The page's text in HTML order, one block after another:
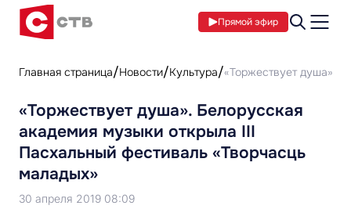
Прямой эфир
Главная страница Новости Культура «Торжествует душа».
«Торжествует душа». Белорусская
академия музыки открыла III
Пасхальный фестиваль «Творчасць
маладых»
30 апреля 2019 08:09